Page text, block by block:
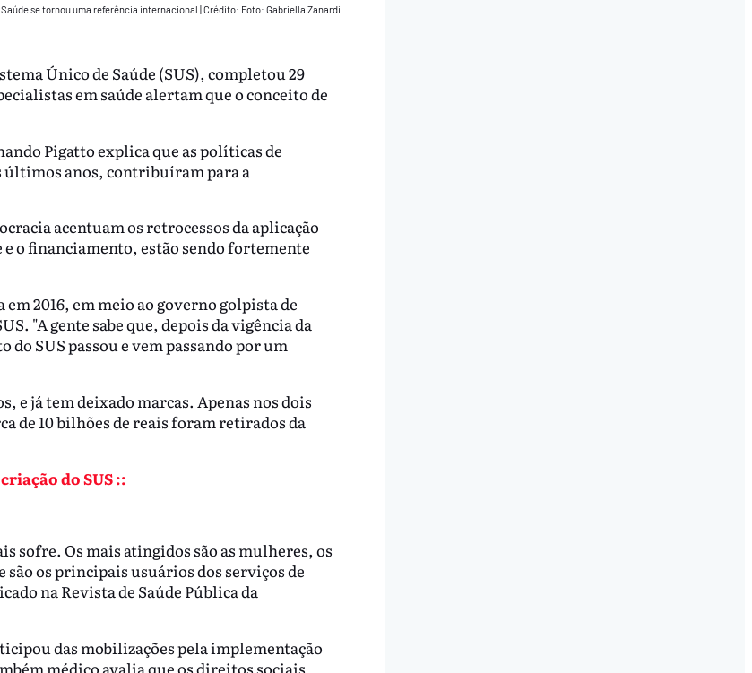
se tornou uma referência internacional |Crédito: Foto: Gabriella Zanardi
Único de Saúde (SUS), completou 29
em saúde alertam que o conceito de
Pigatto explica que as políticas de
anos, contribuíram para a
acentuam os retrocessos da aplicação
o financiamento, estão sendo fortemente
em 2016, em meio ao governo golpista de
"A gente sabe que, depois da vigência da
SUS passou e vem passando por um
e já tem deixado marcas. Apenas nos dois
de 10 bilhões de reais foram retirados da
do SUS ::
sofre. Os mais atingidos são as mulheres, os
são os principais usuários dos serviços de
na Revista de Saúde Pública da
das mobilizações pela implementação
médico avalia que os direitos sociais